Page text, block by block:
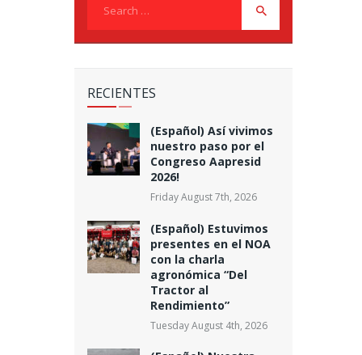
RECIENTES
(Español) Así vivimos
nuestro paso por el
Congreso Aapresid
2026!
Friday August 7th, 2026
(Español) Estuvimos
presentes en el NOA
con la charla
agronómica “Del
Tractor al
Rendimiento”
Tuesday August 4th, 2026